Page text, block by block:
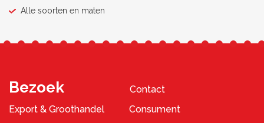
Alle soorten en maten
Bezoek
Contact
Export & Groothandel
Consument